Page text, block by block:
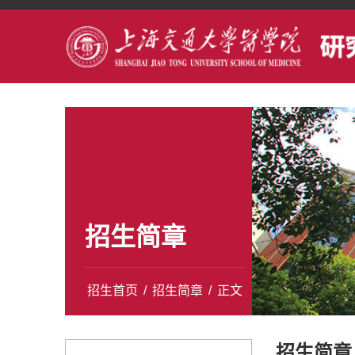
招生简章
招生首页 / 招生简章 / 正文